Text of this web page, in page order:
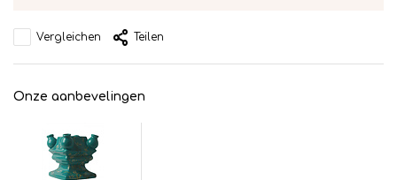
Vergleichen Teilen
Onze aanbevelingen